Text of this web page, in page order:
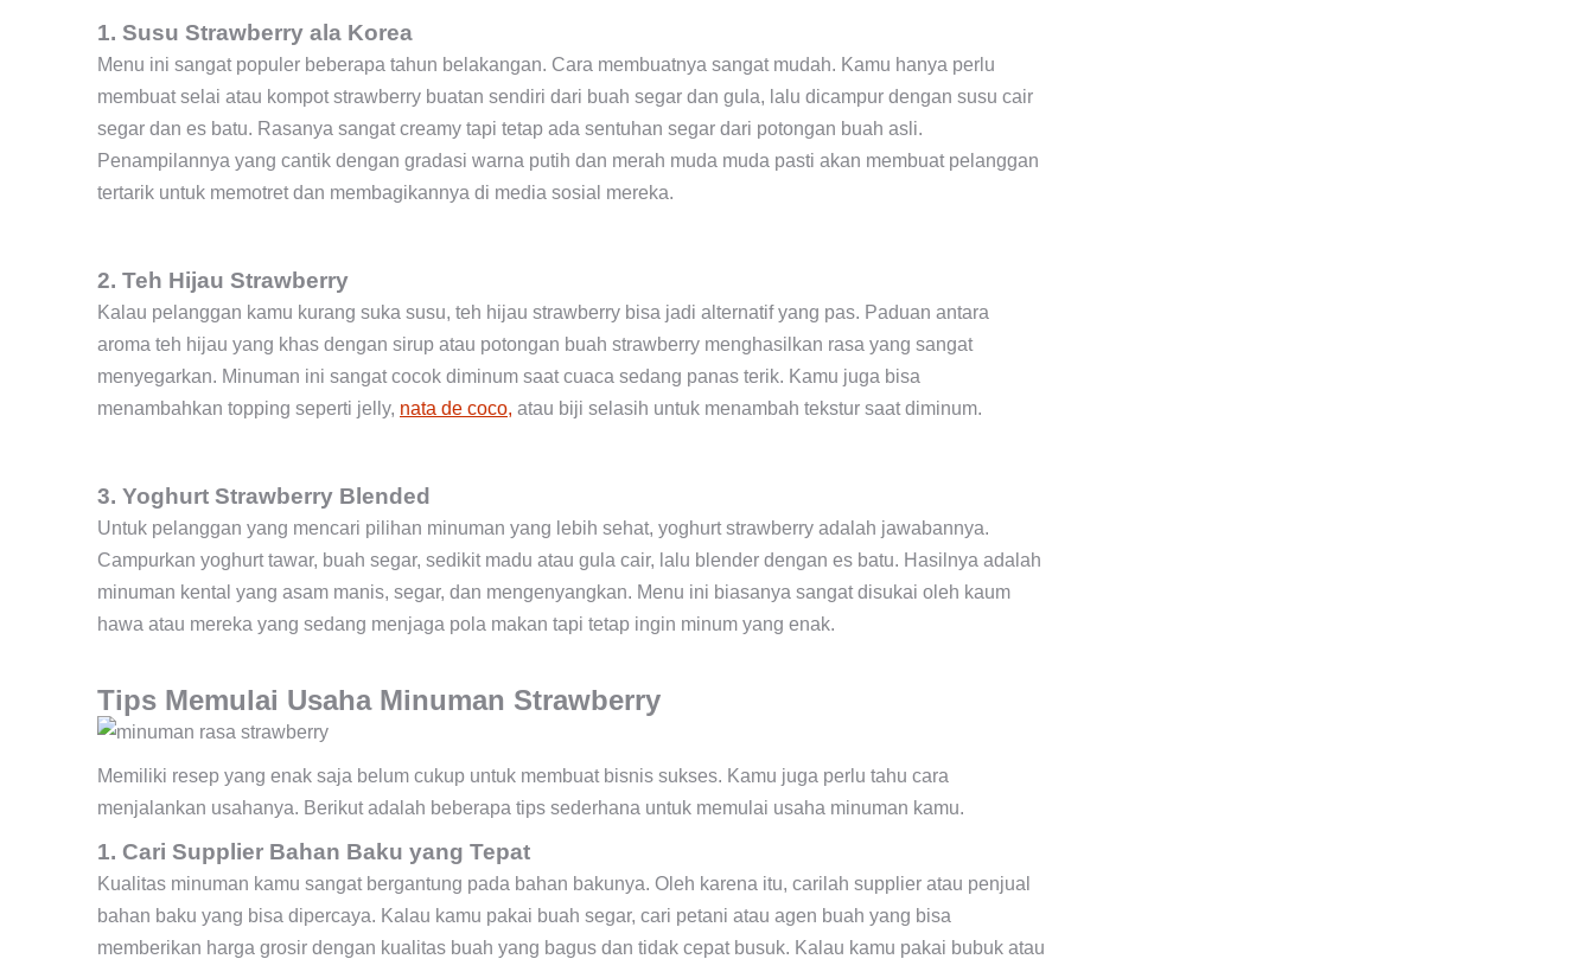
1. Susu Strawberry ala Korea
Menu ini sangat populer beberapa tahun belakangan. Cara membuatnya sangat mudah. Kamu hanya perlu
membuat selai atau kompot strawberry buatan sendiri dari buah segar dan gula, lalu dicampur dengan susu cair
segar dan es batu. Rasanya sangat creamy tapi tetap ada sentuhan segar dari potongan buah asli.
Penampilannya yang cantik dengan gradasi warna putih dan merah muda muda pasti akan membuat pelanggan
tertarik untuk memotret dan membagikannya di media sosial mereka.
2. Teh Hijau Strawberry
Kalau pelanggan kamu kurang suka susu, teh hijau strawberry bisa jadi alternatif yang pas. Paduan antara
aroma teh hijau yang khas dengan sirup atau potongan buah strawberry menghasilkan rasa yang sangat
menyegarkan. Minuman ini sangat cocok diminum saat cuaca sedang panas terik. Kamu juga bisa
menambahkan topping seperti jelly, nata de coco, atau biji selasih untuk menambah tekstur saat diminum.
3. Yoghurt Strawberry Blended
Untuk pelanggan yang mencari pilihan minuman yang lebih sehat, yoghurt strawberry adalah jawabannya.
Campurkan yoghurt tawar, buah segar, sedikit madu atau gula cair, lalu blender dengan es batu. Hasilnya adalah
minuman kental yang asam manis, segar, dan mengenyangkan. Menu ini biasanya sangat disukai oleh kaum
hawa atau mereka yang sedang menjaga pola makan tapi tetap ingin minum yang enak.
Tips Memulai Usaha Minuman Strawberry
Memiliki resep yang enak saja belum cukup untuk membuat bisnis sukses. Kamu juga perlu tahu cara
menjalankan usahanya. Berikut adalah beberapa tips sederhana untuk memulai usaha minuman kamu.
1. Cari Supplier Bahan Baku yang Tepat
Kualitas minuman kamu sangat bergantung pada bahan bakunya. Oleh karena itu, carilah supplier atau penjual
bahan baku yang bisa dipercaya. Kalau kamu pakai buah segar, cari petani atau agen buah yang bisa
memberikan harga grosir dengan kualitas buah yang bagus dan tidak cepat busuk. Kalau kamu pakai bubuk atau